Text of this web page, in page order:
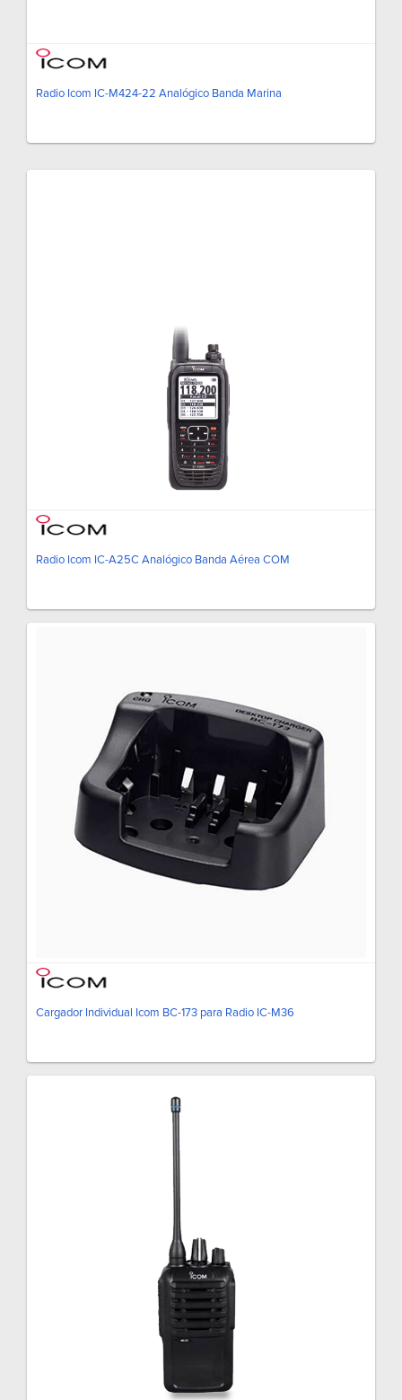
Radio Icom IC-M424-22 Analógico Banda Marina
Radio Icom IC-A25C Analógico Banda Aérea COM
Cargador Individual Icom BC-173 para Radio IC-M36